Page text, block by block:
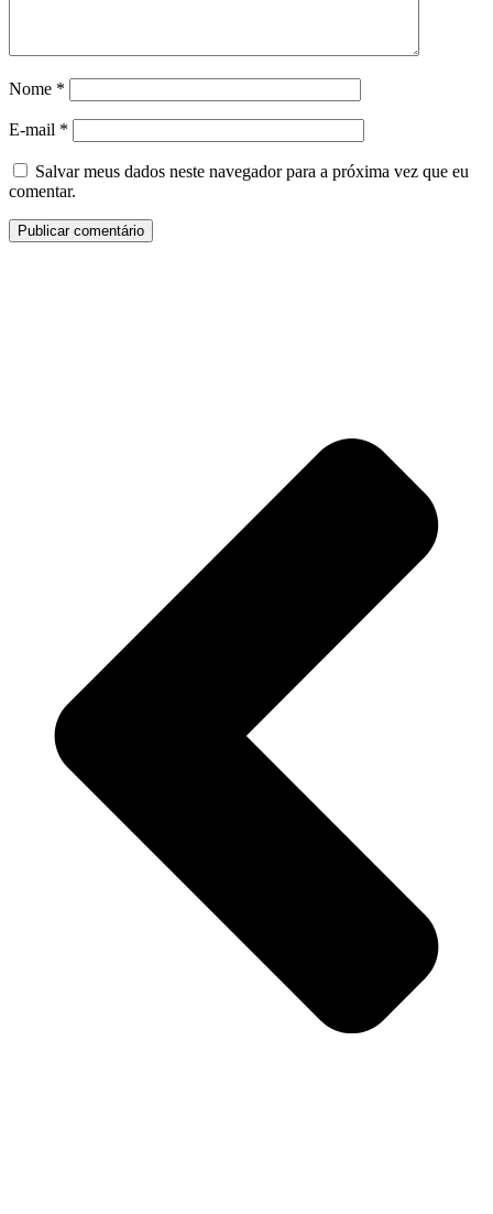
Nome *
E-mail *
Salvar meus dados neste navegador para a próxima vez que eu
comentar.